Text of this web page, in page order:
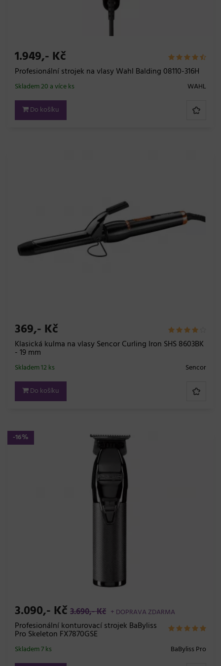
1.949,- Kč
Profesionální strojek na vlasy Wahl Balding 08110-316H
WAHL
Skladem 20 a více ks
Do košíku
369,- Kč
Klasická kulma na vlasy Sencor Curling Iron SHS 8603BK
- 19 mm
Sencor
Skladem 12 ks
Do košíku
-16%
3.090,- Kč 3.690,- Kč + DOPRAVA ZDARMA
Profesionální konturovací strojek BaByliss
Pro Skeleton FX7870GSE
BaByliss Pro
Skladem 7 ks